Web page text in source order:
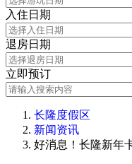
入住日期
退房日期
立即预订
长隆度假区
新闻资讯
好消息！长隆新年